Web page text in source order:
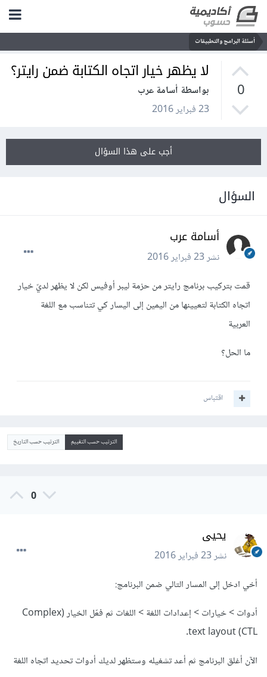
أسئلة البرامج والتطبيقات
0
لا يظهر خيار اتجاه الكتابة ضمن رايتر؟
بواسطة أسامة عرب
23 فبراير 2016
أجب على هذا السؤال
السؤال
أسامة عرب
نشر23 فبراير 2016
قمت بتركيب برنامج رايتر من حزمة ليبر أوفيس لكن لا يظهر لديّ خيار
اتجاه الكتابة لتعيينها من اليمين إلى اليسار كي تتناسب مع اللغة
العربية
ما الحل؟
اقتباس
الترتيب حسب التقييم الترتيب حسب التاريخ
0
يحيى
نشر23 فبراير 2016
أخي ادخل إلى المسار التالي ضمن البرنامج:
أدوات > خيارات > إعدادات اللغة > اللغات ثم فعّل الخيار (Complex
text layout (CTL.
الآن أغلق البرنامج ثم أعد تشغيله وستظهر لديك أدوات تحديد اتجاه اللغة